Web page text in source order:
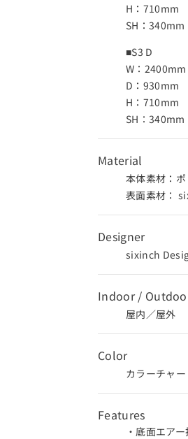
H：710mm
SH：340mm
■S3 D
W：2400mm
D：930mm
H：710mm
SH：340mm
Material
本体素材：
表面素材：
Designer
sixinch
Indoor /
屋内／屋外
Color
カラーチャ
Features
・底面エア